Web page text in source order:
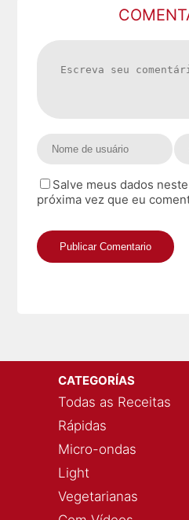
Salve meus dados
próxima vez que eu
CATEGORÍAS
Todas as Receitas
Rápidas
Micro-ondas
Light
Vegetarianas